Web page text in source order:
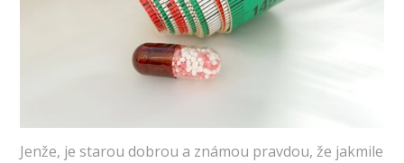
Jenže, je starou dobrou a známou pravdou, že jakmile